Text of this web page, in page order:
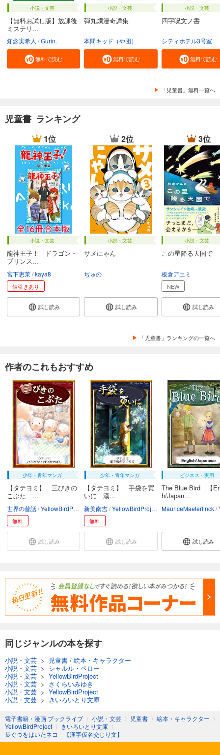
小説・文芸
【無料お試し版】放課後
ミステリ...
知念実希人 Gurin.
無料で読む
小説・文芸
弾丸爛漫奇譚集
本間キッド（や団）
無料で読む
小説・文芸
四字呪文ノ書
シティホテル3号室
無料で読む
「児童書」無料一覧へ
児童書 ランキング
1位
小説・文芸
龍神王子！ ドラゴン・
プリンス...
宮下恵茉 kaya8
値引きあり
試し読み
2位
小説・文芸
サメにゃん
ぢゅの
試し読み
3位
小説・文芸
この星降る天国で
板倉アユミ
NEW
試し読み
「児童書」ランキングの一覧へ
作者のこれもおすすめ
少年・青年マンガ
【タテヨミ】 三びきの
こぶた ...
世界の昔話 YellowBirdProject ちひろ
無料
試し読み
少年・青年マンガ
【タテヨミ】 手袋を買
いに 漢...
新美南吉 YellowBirdProject かつながみつとし
無料
試し読み
ビジネス・実用
The Blue Bird 【
h/Japan...
MauriceMaeterlinck
試し読み
同じジャンルの本を探す
小説・文芸 > 児童書 / 絵本・キャラクター
小説・文芸 > シャルル・ペロー
小説・文芸 > YellowBirdProject
小説・文芸 > さくらいみゆき
小説・文芸 > YellowBirdProject
小説・文芸 > きいろいとり文庫
電子書籍・漫画 ブックライブ 〉 小説・文芸 〉 児童書 〉 絵本・キャラクター 〉
YellowBirdProject 〉 きいろいとり文庫 〉
長ぐつをはいたネコ 【漢字仮名交じり文】